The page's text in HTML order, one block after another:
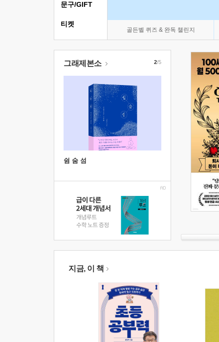
골든벨 퀴즈 & 완독 챌린지
문구/GIFT
티켓
그래제본소
쉼 숨 섬
2/5
지금, 이 책